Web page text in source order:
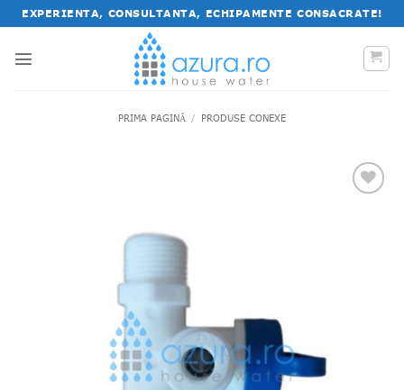
Salt
la
conținut
EXPERIENTA, CONSULTANTA, ECHIPAMENTE CONSACRATE!
PRIMA PAGINĂ / PRODUSE CONEXE